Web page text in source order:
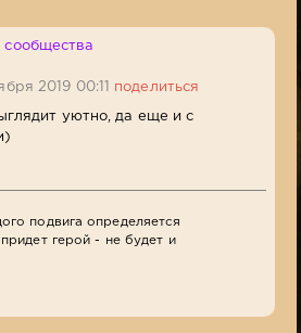
сообщества
2019 00:11 поделиться
уютно, да еще и с
подвига определяется
герой - не будет и